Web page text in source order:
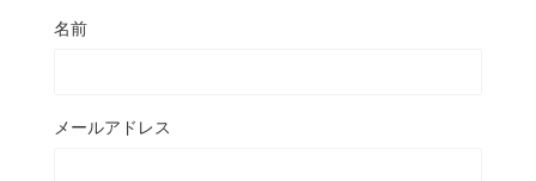
名前
メールアドレス